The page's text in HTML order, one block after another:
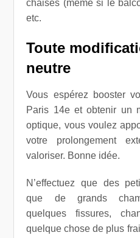
chaises (même si le
etc.
Toute
neutre
Vous espérez booster
Paris 14e et obtenir un
optique, vous voulez
votre prolongement
valoriser. Bonne idée.
N’effectuez que des
que de grands
quelques fissures,
quelque chose de plus